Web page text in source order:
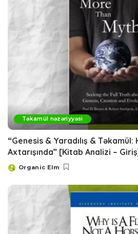
Təkamül nəzəriyyəsi
“Genesis & Yaradılış & Təkamül:
Axtarışında” [Kitab Analizi –
Posted
Organic Elm